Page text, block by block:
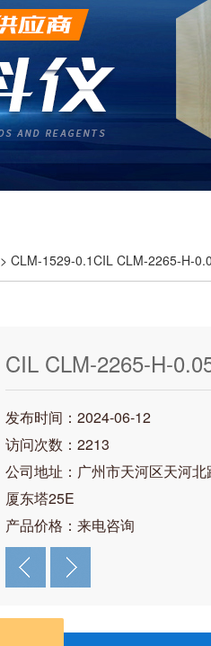
> CLM-1529-0.1CIL CLM-2265-H-
CIL CLM-2265-H-
DLM-9045-0.1
发布时间：2024-06-12
访问次数：2213
公司地址：广州市天河区天河
厦东塔25E
产品价格：来电咨询